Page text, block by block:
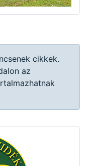
cikkek.
az